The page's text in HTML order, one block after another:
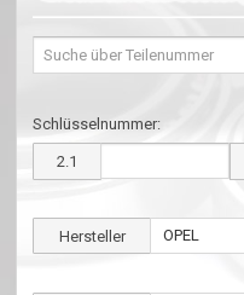
Schlüsselnummer:
2.1
Hersteller